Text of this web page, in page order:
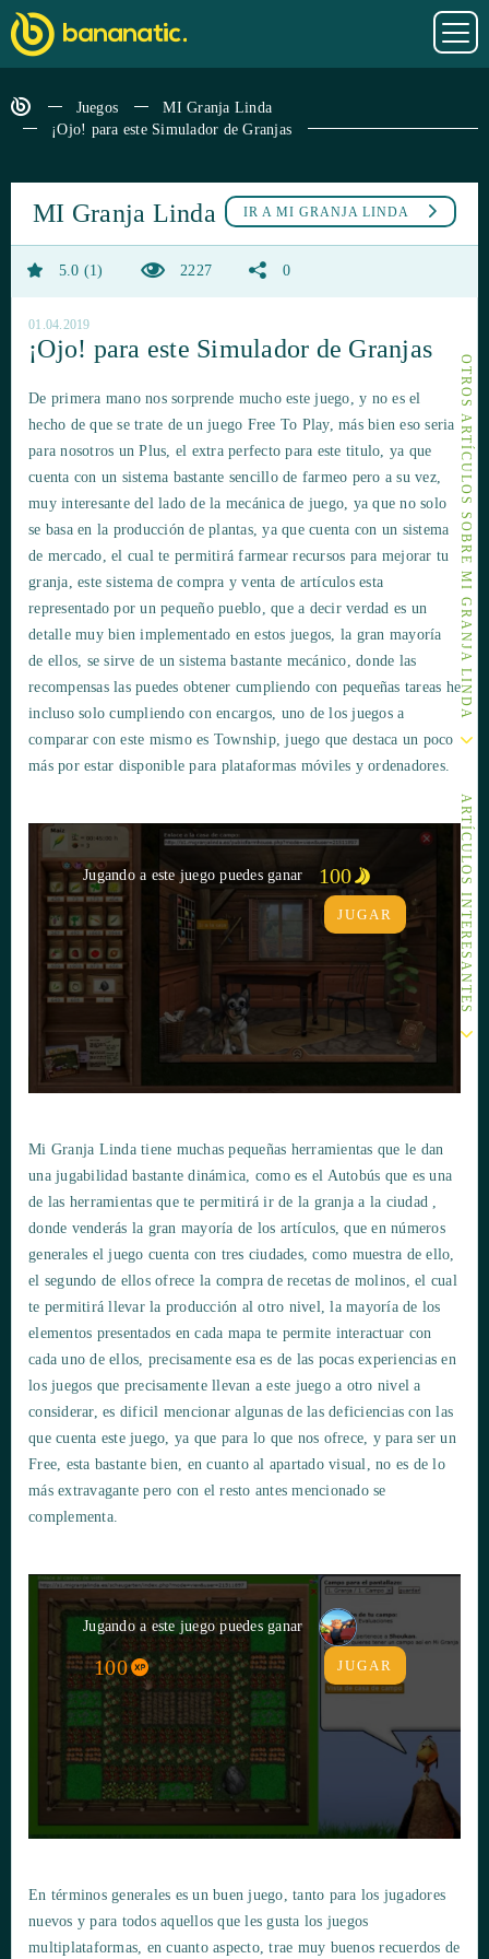
Juegos
MI Granja Linda
¡Ojo! para este Simulador de Granjas
OTROS ARTÍCULOS SOBRE MI GRANJA LINDA
ARTÍCULOS INTERESANTES
IR A MI GRANJA LINDA
MI Granja Linda
5.0 1 2227 0
01.04.2019
¡Ojo! para este Simulador de Granjas
De primera mano nos sorprende mucho este juego, y no es el
hecho de que se trate de un juego Free To Play, más bien eso seria
para nosotros un Plus, el extra perfecto para este titulo, ya que
cuenta con un sistema bastante sencillo de farmeo pero a su vez,
muy interesante del lado de la mecánica de juego, ya que no solo
se basa en la producción de plantas, ya que cuenta con un sistema
de mercado, el cual te permitirá farmear recursos para mejorar tu
granja, este sistema de compra y venta de artículos esta
representado por un pequeño pueblo, que a decir verdad es un
detalle muy bien implementado en estos juegos, la gran mayoría
de ellos, se sirve de un sistema bastante mecánico, donde las
recompensas las puedes obtener cumpliendo con pequeñas tareas he
incluso solo cumpliendo con encargos, uno de los juegos a
comparar con este mismo es Township, juego que destaca un poco
más por estar disponible para plataformas móviles y ordenadores.
Jugando a este juego puedes ganar 100
JUGAR
Mi Granja Linda tiene muchas pequeñas herramientas que le dan
una jugabilidad bastante dinámica, como es el Autobús que es una
de las herramientas que te permitirá ir de la granja a la ciudad ,
donde venderás la gran mayoría de los artículos, que en números
generales el juego cuenta con tres ciudades, como muestra de ello,
el segundo de ellos ofrece la compra de recetas de molinos, el cual
te permitirá llevar la producción al otro nivel, la mayoría de los
elementos presentados en cada mapa te permite interactuar con
cada uno de ellos, precisamente esa es de las pocas experiencias en
los juegos que precisamente llevan a este juego a otro nivel a
considerar, es dificil mencionar algunas de las deficiencias con las
que cuenta este juego, ya que para lo que nos ofrece, y para ser un
Free, esta bastante bien, en cuanto al apartado visual, no es de lo
más extravagante pero con el resto antes mencionado se
complementa.
Jugando a este juego puedes ganar
100 JUGAR
En términos generales es un buen juego, tanto para los jugadores
nuevos y para todos aquellos que les gusta los juegos
multiplataformas, en cuanto aspecto, trae muy buenos recuerdos de